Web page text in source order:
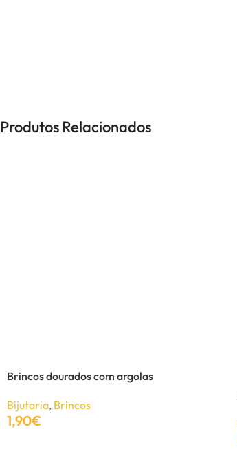
3,90€2,35€
Ver Opções
Produtos Relacionados
Brincos dourados com argolas
Bijutaria, Brincos
1,90€